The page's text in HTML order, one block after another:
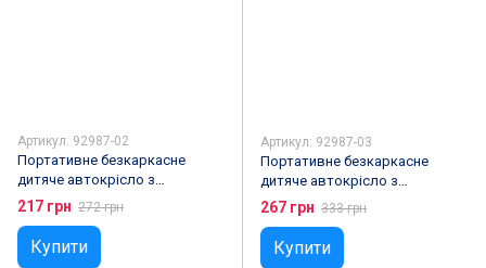
Артикул: 92987-02
Портативне безкаркасне
дитяче автокрісло з
підголовником, Blue
217 грн 272 грн
Купити
Артикул: 92987-03
Портативне безкаркасне
дитяче автокрісло з
підголовником, Red
267 грн 333 грн
Купити